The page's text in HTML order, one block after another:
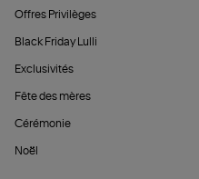
Offres Privilèges
Black Friday Lulli
Exclusivités
Fête des mères
Cérémonie
Noël